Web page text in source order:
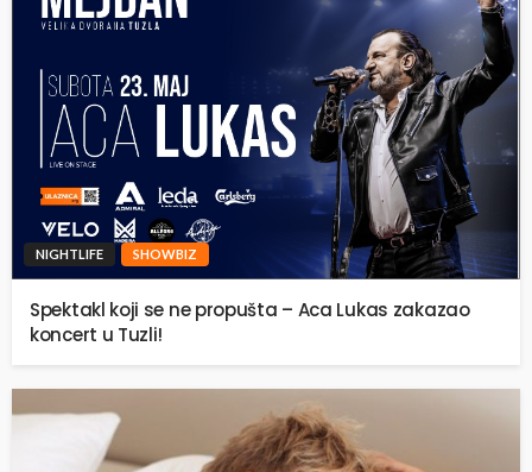
NIGHTLIFE SHOWBIZ
Spektakl koji se ne propušta – Aca Lukas zakazao
koncert u Tuzli!